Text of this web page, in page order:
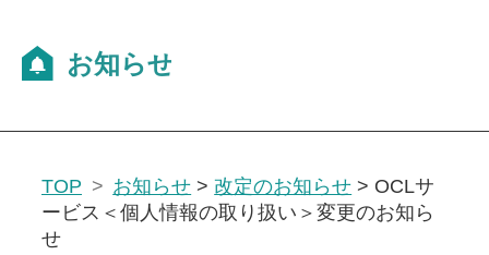
TOP お知らせ >改定のお知らせ > OCLサ
ービス＜個人情報の取り扱い＞変更のお知ら
せ